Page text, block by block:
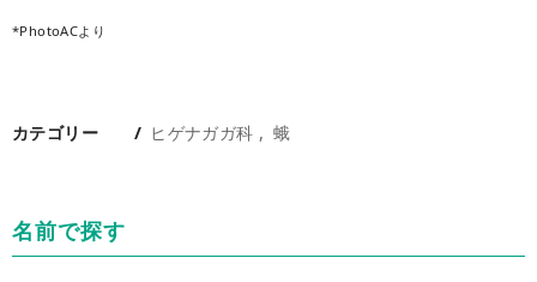
*PhotoACより
カテゴリー ヒゲナガガ科 蛾
名前で探す